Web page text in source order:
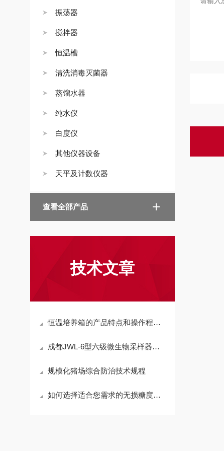
振荡器
搅拌器
恒温槽
清洗消毒灭菌器
蒸馏水器
纯水仪
白度仪
其他仪器设备
天平及计数仪器
查看全部产品
技术文章
恒温培养箱的产品特点和操作程序说明
成都JWL-6型六级微生物采样器选型参考
规模化猪场综合防治技术规程
如何选择适合您需求的无损糖度计？